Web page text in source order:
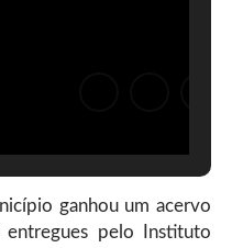
ganhou um acervo
pelo Instituto